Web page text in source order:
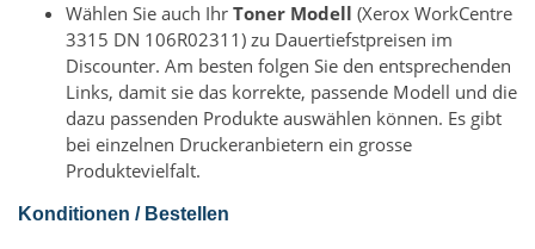
Wählen Sie auch Ihr Toner Modell (Xerox WorkCentre
3315 DN 106R02311) zu Dauertiefstpreisen im
Discounter. Am besten folgen Sie den entsprechenden
Links, damit sie das korrekte, passende Modell und die
dazu passenden Produkte auswählen können. Es gibt
bei einzelnen Druckeranbietern ein grosse
Produktevielfalt.
Konditionen / Bestellen